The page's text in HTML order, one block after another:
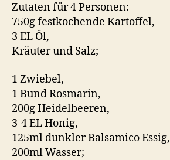
Zutaten für 4 Personen:
750g festkochende Kartoffel,
3 EL Öl,
Kräuter und Salz;
1 Zwiebel,
1 Bund Rosmarin,
200g Heidelbeeren,
3-4 EL Honig,
125ml dunkler Balsamico Essig,
200ml Wasser;